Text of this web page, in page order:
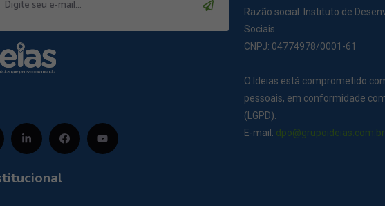
Razão social: Instituto de
Sociais
CNPJ: 04774978/0001-61
O Ideias está comprometido
pessoais, em conformidade
(LGPD).
E-mail: dpo@grupoideias.com.br